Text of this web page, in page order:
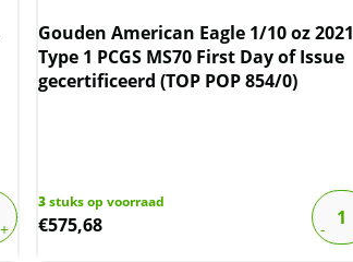
Gouden American Eagle 1/10 oz 2021
Type 1 PCGS MS70 First Day of Issue
gecertificeerd (TOP POP 854/0)
3stuks op voorraad
€575,68